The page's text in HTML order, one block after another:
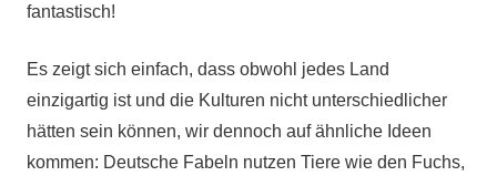
fantastisch!
Es zeigt sich einfach, dass obwohl jedes Land
einzigartig ist und die Kulturen nicht unterschiedlicher
hätten sein können, wir dennoch auf ähnliche Ideen
kommen: Deutsche Fabeln nutzen Tiere wie den Fuchs,